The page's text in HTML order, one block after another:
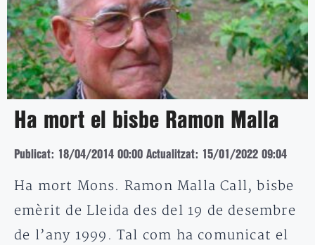
Ha mort el bisbe Ramon Malla
Publicat: 18/04/2014 00:00 Actualitzat: 15/01/2022 09:04
Ha mort Mons. Ramon Malla Call, bisbe
emèrit de Lleida des del 19 de desembre
de l’any 1999. Tal com ha comunicat el